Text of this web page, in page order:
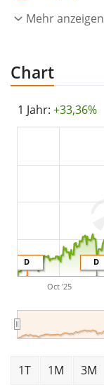
Mehr anzeigen
Chart
1 Jahr: +33,36%
D
D
Oct '25
1T 1M 3M